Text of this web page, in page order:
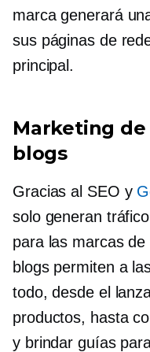
marca generará
sus páginas de
principal.
Marketing
blogs
Gracias al SEO y
solo generan
para las marcas
blogs permiten a
todo, desde el
productos, hasta
y brindar guías